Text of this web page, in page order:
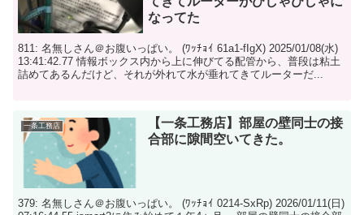
なってた
811: 名無しさん＠お腹いっぱい。 (ﾜｯﾁｮｲ 61a1-fIgX) 2025/01/08(水)
13:41:42.77 情報ボックス内から上に伸びてる配管から、普段は粘土
詰めてあるんだけど、それが外れて水が垂れてきてルーターだ...
一条工務店
【一条工務店】部屋の壁同士の接
合部に隙間空いてきた。
379: 名無しさん＠お腹いっぱい。 (ﾜｯﾁｮｲ 0214-SxRp) 2026/01/11(日)